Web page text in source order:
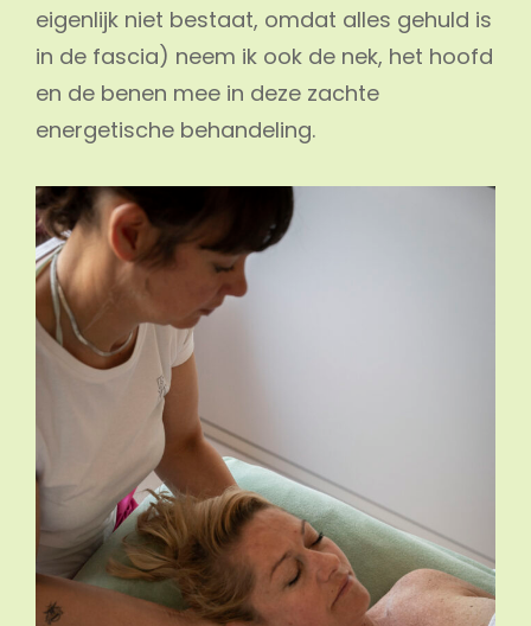
eigenlijk niet bestaat, omdat alles gehuld is
in de fascia) neem ik ook de nek, het hoofd
en de benen mee in deze zachte
energetische behandeling.